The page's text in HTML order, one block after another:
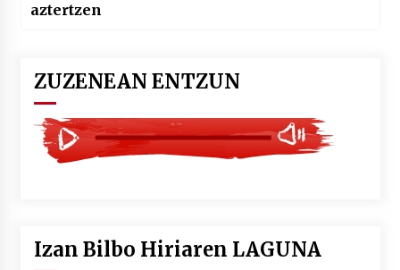
aztertzen
ZUZENEAN ENTZUN
Izan Bilbo Hiriaren LAGUNA